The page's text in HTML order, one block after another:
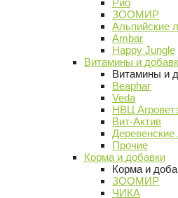
Рио
ЗООМИР
Альпийские
Ambar
Happy Jungle
Витамины и
Витамины и
Beaphar
Veda
НВЦ
Вит-Актив
Деревенские
Прочие
Корма и добавки
Корма и
ЗООМИР
ЧИКА